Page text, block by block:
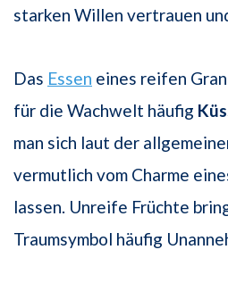
starken Willen vertrauen
Das Essen eines reifen
für die Wachwelt häufig
man sich laut der
vermutlich vom Charme
lassen. Unreife Früchte
Traumsymbol häufig